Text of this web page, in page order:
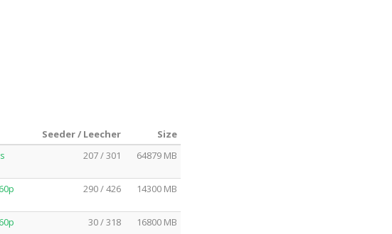
Seeder / Leecher
Size
207 / 301 64879 MB
290 / 426 14300 MB
30 / 318 16800 MB